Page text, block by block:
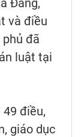
Đảng,
và điều
đã
luật tại
điều,
giáo dục